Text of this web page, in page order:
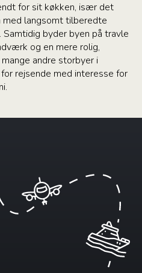
for sit køkken, især det
med langsomt tilberedte
byder byen på travle
og en mere rolig,
andre storbyer i
rejsende med interesse for